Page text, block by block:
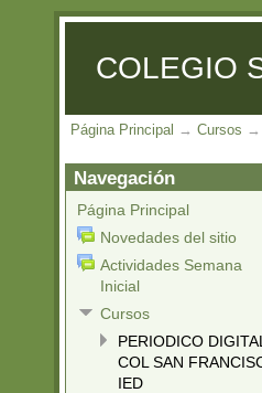
COLEGIO
Página Principal → Cursos →
Navegación
Página Principal
Novedades del sitio
Actividades Semana
Inicial
Cursos
PERIODICO DIGITAL
COL SAN
IED